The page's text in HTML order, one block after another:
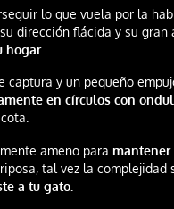
lo que vuela por la
dirección flácida y su gran
hogar.
captura y un pequeño
en círculos con
ameno paramantener
tal vez la
a tu gato.